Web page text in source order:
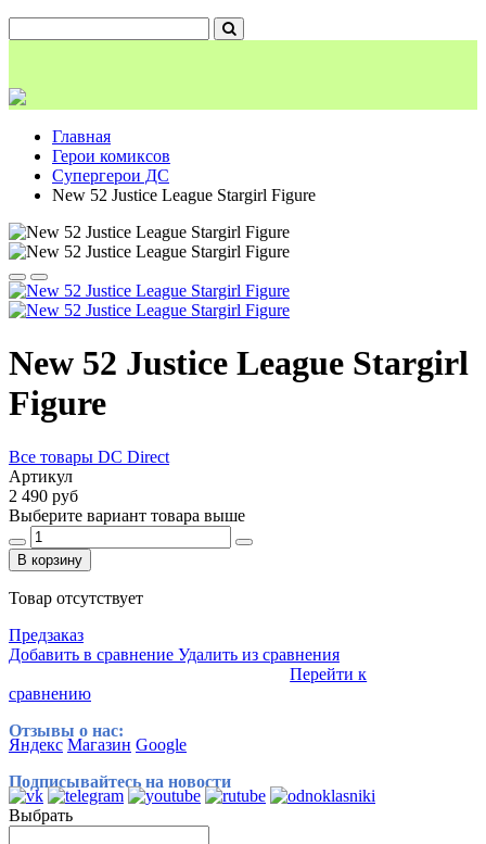
Главная
Герои комиксов
Супергерои ДС
New 52 Justice League Stargirl Figure
New 52 Justice League Stargirl
Figure
Все товары DC Direct
Артикул
2 490 руб
Выберите вариант товара выше
В корзину
Товар отсутствует
Предзаказ
Добавить в сравнение Удалить из сравнения
Перейти к
сравнению
Отзывы о нас:
Яндекс Магазин Google
Подписывайтесь на новости
Выбрать